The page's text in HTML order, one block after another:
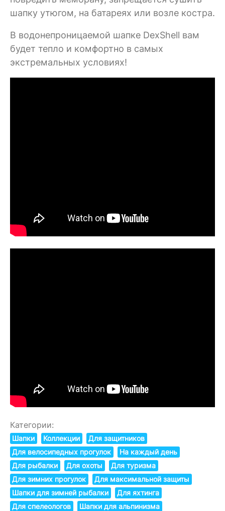
шапку утюгом, на батареях или возле костра.
В водонепроницаемой шапке DexShell вам
будет тепло и комфортно в самых
экстремальных условиях!
Категории:
Шапки Коллекции
Для защитников
Для велосипедных прогулок
На каждый день
Для рыбалки
Для охоты
Для туризма
Для зимних прогулок
Для максимальной защиты
Шапки для зимней рыбалки
Для яхтинга
Для спелеологов
Шапки для альпинизма